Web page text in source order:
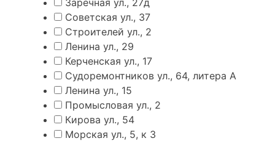
Советская ул., 37
Строителей ул., 2
Ленина ул., 29
Керченская ул., 17
Судоремонтников ул., 64, литера А
Ленина ул., 15
Промысловая ул., 2
Кирова ул., 54
Морская ул., 5, к 3